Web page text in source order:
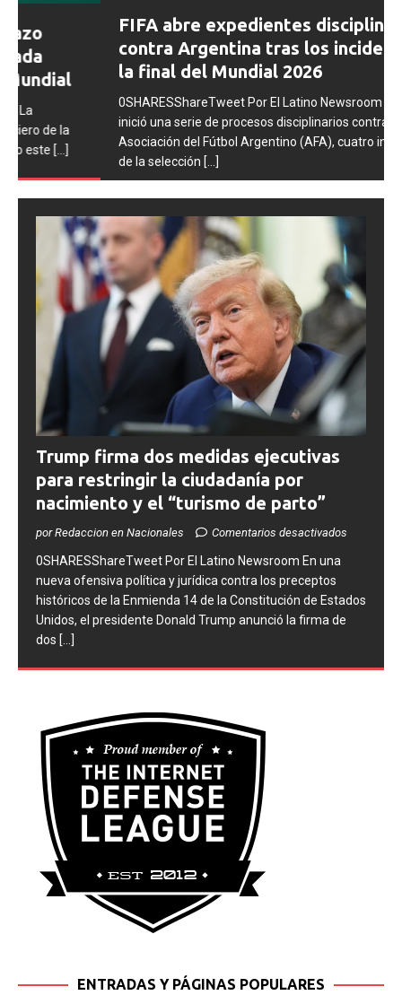
FIFA abre expedientes disciplinarios
contra Argentina tras los incidentes en
la final del Mundial 2026
0SHARESShareTweet Por El Latino Newsroom La FIFA
inició una serie de procesos disciplinarios contra la
Asociación del Fútbol Argentino (AFA), cuatro integrantes
de la selección[...]
Prev
Trump firma dos medidas ejecutivas
para restringir la ciudadanía por
nacimiento y el “turismo de parto”
0SHARESShareTweet ​Por El Latino Newsroom ​En una
nueva ofensiva política y jurídica contra los preceptos
históricos de la Enmienda 14 de la Constitución de Estados
Unidos, el presidente Donald Trump anunció la firma de
[...]